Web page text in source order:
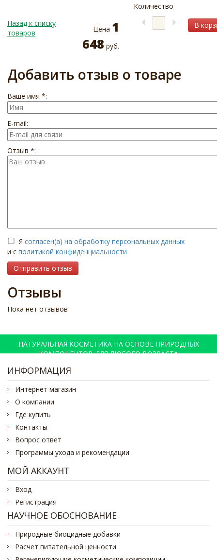
Назад к списку
товаров
В
Количество
Цена 1
648 руб.
Добавить отзыв о товаре
Ваше имя *:
E-mail:
Отзыв *:
Я согласен(а) на обработку персональных данных
и с политикой конфиденциальности
Отправить отзыв
Отзывы
Пока нет отзывов
НАТУРАЛЬНАЯ КОСМЕТИКА НА ОСНОВЕ ПРИРОДНЫХ
КОМПОНЕНТОВ ДЛЯ ЛЮБОГО ВОЗРАСТА
ИНФОРМАЦИЯ
Интернет магазин
О компании
Где купить
Контакты
Вопрос ответ
Программы ухода и рекомендации
МОЙ АККАУНТ
Вход
Регистрация
НАУЧНОЕ ОБОСНОВАНИЕ
Природные биоцидные добавки
Расчет питательной ценности